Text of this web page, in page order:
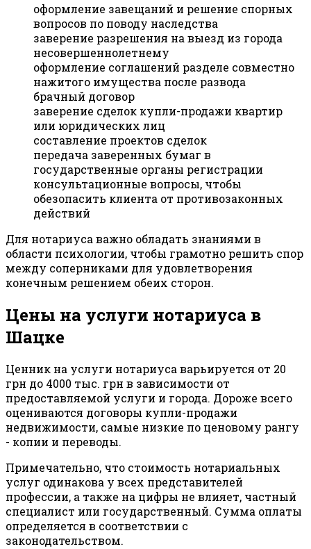
оформление завещаний и решение спорных
вопросов по поводу наследства
заверение разрешения на выезд из города
несовершеннолетнему
оформление соглашений разделе совместно
нажитого имущества после развода
брачный договор
заверение сделок купли-продажи квартир
или юридических лиц
составление проектов сделок
передача заверенных бумаг в
государственные органы регистрации
консультационные вопросы, чтобы
обезопасить клиента от противозаконных
действий
Для нотариуса важно обладать знаниями в
области психологии, чтобы грамотно решить спор
между соперниками для удовлетворения
конечным решением обеих сторон.
Цены на услуги нотариуса в
Шацке
Ценник на услуги нотариуса варьируется от 20
грн до 4000 тыс. грн в зависимости от
предоставляемой услуги и города. Дороже всего
оцениваются договоры купли-продажи
недвижимости, самые низкие по ценовому рангу
- копии и переводы.
Примечательно, что стоимость нотариальных
услуг одинакова у всех представителей
профессии, а также на цифры не влияет, частный
специалист или государственный. Сумма оплаты
определяется в соответствии с
законодательством.